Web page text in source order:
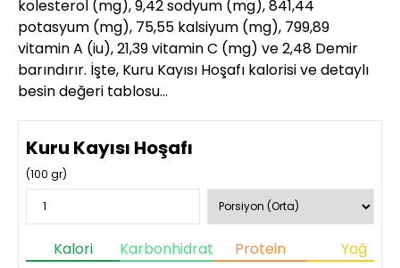
kolesterol (mg), 9,42 sodyum (mg), 841,44
potasyum (mg), 75,55 kalsiyum (mg), 799,89
vitamin A (iu), 21,39 vitamin C (mg) ve 2,48 Demir
barındırır. İşte, Kuru Kayısı Hoşafı kalorisi ve detaylı
besin değeri tablosu…
Kuru Kayısı Hoşafı
(100 gr)
Kalori Karbonhidrat Protein Yağ